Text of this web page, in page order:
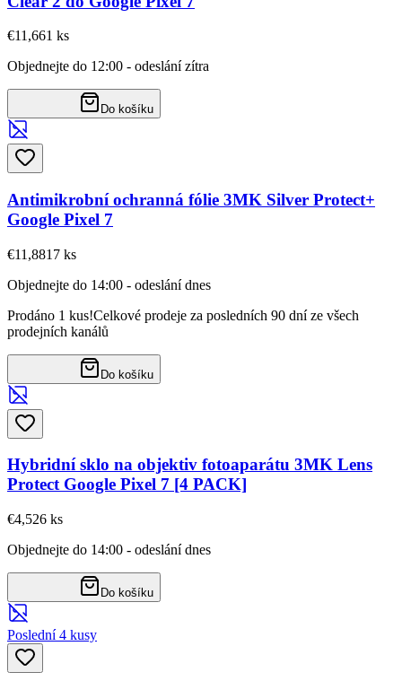
€11,661 ks
Objednejte do 12:00 - odeslání zítra
Do košíku
Antimikrobní ochranná fólie 3MK Silver Protect+
Google Pixel 7
€11,8817 ks
Objednejte do 14:00 - odeslání dnes
Prodáno 1 kus!Celkové prodeje za posledních 90 dní ze všech
prodejních kanálů
Do košíku
Hybridní sklo na objektiv fotoaparátu 3MK Lens
Protect Google Pixel 7 [4 PACK]
€4,526 ks
Objednejte do 14:00 - odeslání dnes
Do košíku
Poslední 4 kusy